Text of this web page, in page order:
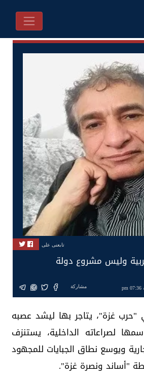
تابعنى على
وليس مشروع دولة
مشاركة
"حرب غزة"، يتاجر بها ليشد عصبه
لصراعاته الداخلية، يستنزف
ويوسع نطاق الجبايات للمجهود
"أساند ونصرة غزة".